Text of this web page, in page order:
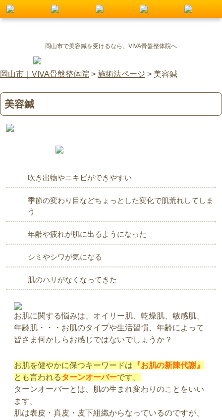
岡山市で美容鍼を受けるなら、VIVA骨盤整体院へ
岡山市｜VIVA骨盤整体院 > 施術法ページ > 美容鍼
美容鍼
吹き出物やニキビができやすい
季節の変わり目などちょっとした変化で肌荒れしてしま
う
年齢や疲れが肌に出るようになった
シミやシワが気になる
肌のハリがなくなってきた
お肌に関する悩みは、オイリー肌、乾燥肌、敏感肌、
年齢肌・・・お肌のタイプや生活習慣、年齢によって
皆さま何かしらお感じではないでしょうか？
お肌を健やかに保つキーワードは 『お肌の新陳代謝』
とも言われる ターンオーバーです。
ターンオーバーとは、肌の生まれ変わりのことをいい
ます。
肌は表皮・真皮・皮下組織からなっているのですが、